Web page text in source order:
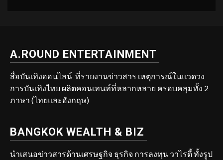
A.ROUND ENTERTAINMENT
สื่อบันเทิงออนไลน์ ที่รายงานข่าวสาร เหตุการณ์ในแวดวง
การบันเทิงไทย ผลิตคอนเทนท์ที่หลากหลาย ครอบคลุมทั้ง 2
ภาษา (ไทยและอังกฤษ)
BANGKOK WEALTH & BIZ
นำเสนอข่าวสารด้านเศรษฐกิจ ธุรกิจ การลงทุน วาไรตี้ ทั้งรูป